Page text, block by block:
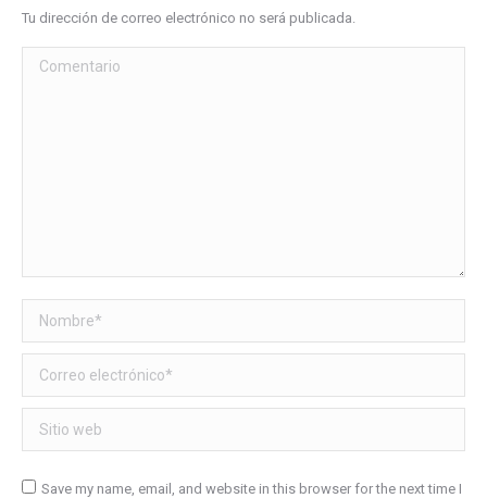
Tu dirección de correo electrónico no será publicada.
Comentario
Nombre *
Correo electrónico *
Sitio web
Save my name, email, and website in this browser for the next time I